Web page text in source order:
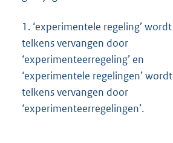
1. ‘experimentele regeling’ wordt
telkens vervangen door
‘experimenteerregeling’ en
‘experimentele regelingen’ wordt
telkens vervangen door
‘experimenteerregelingen’.